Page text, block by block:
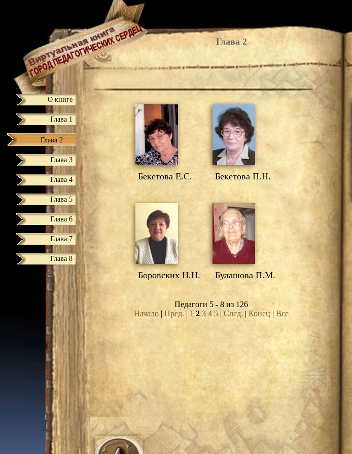
О книге
Глава 1
Глава 2
Глава 3
Глава 4
Глава 5
Глава 6
Глава 7
Глава 8
Глава 2
Бекетова Е.С. Бекетова П.Н.
Боровских Н.Н. Булашова П.М.
Педагоги 5 - 8 из 126
Начало |Пред. | 1 2 3 4 5 |След. |Конец |Все